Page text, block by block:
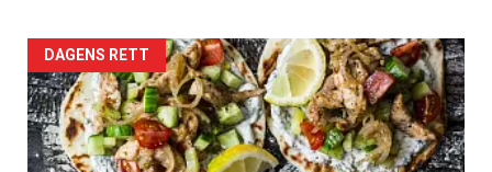
Forsiden
akkurat
nå
DAGENS RETT